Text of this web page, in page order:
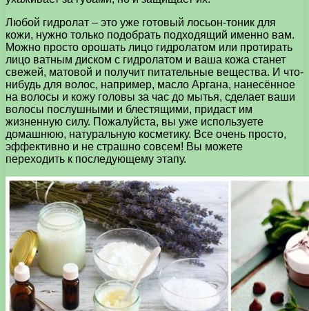
Любой гидролат – это уже готовый лосьон-тоник для
кожи, нужно только подобрать подходящий именно вам.
Можно просто орошать лицо гидролатом или протирать
лицо ватным диском с гидролатом и ваша кожа станет
свежей, матовой и получит питательные вещества. И что-
нибудь для волос, например, масло Аргана, нанесённое
на волосы и кожу головы за час до мытья, сделает ваши
волосы послушными и блестящими, придаст им
жизненную силу. Пожалуйста, вы уже используете
домашнюю, натуральную косметику. Все очень просто,
эффективно и не страшно совсем! Вы можете
переходить к последующему этапу.